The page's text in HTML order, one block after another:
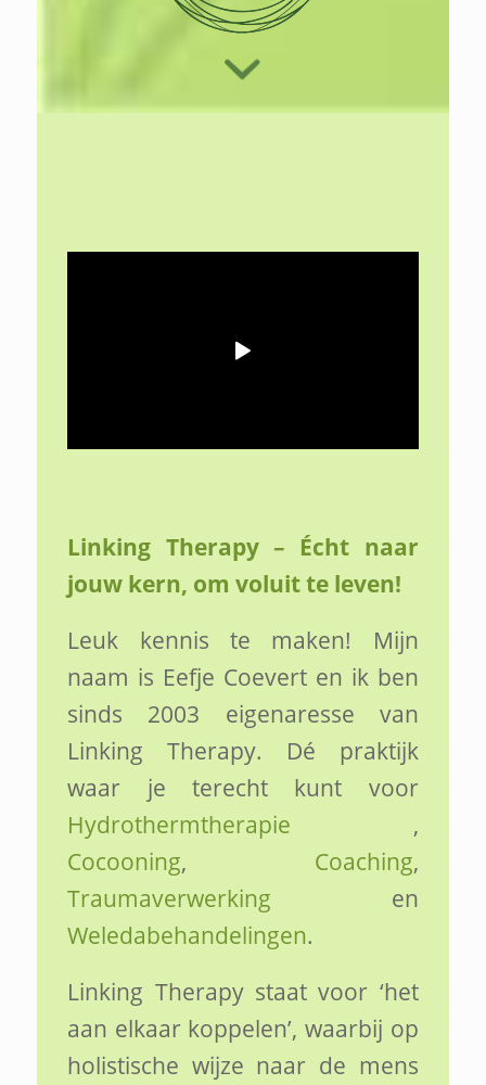
Linking Therapy – Écht naar
jouw kern, om voluit te leven!
Leuk kennis te maken! Mijn
naam is Eefje Coevert en ik ben
sinds 2003 eigenaresse van
Linking Therapy. Dé praktijk
waar je terecht kunt voor
Hydrothermtherapie ,
Cocooning, Coaching,
Traumaverwerking en
Weledabehandelingen.
Linking Therapy staat voor ‘het
aan elkaar koppelen’, waarbij op
holistische wijze naar de mens